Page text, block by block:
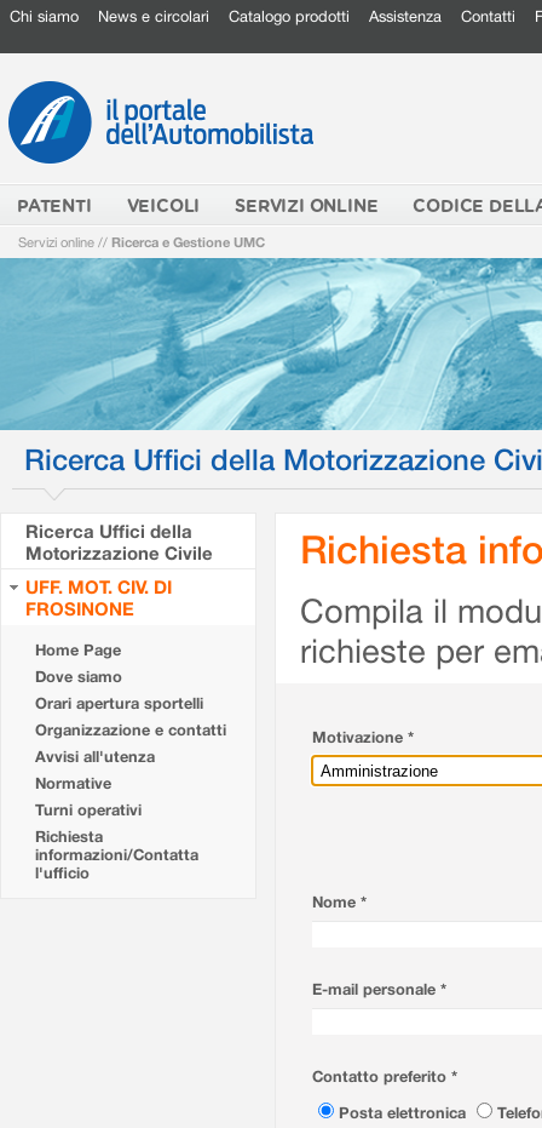
Chi siamo News e circolari Catalogo prodotti Assistenza Contatti
PATENTI VEICOLI SERVIZI ONLINE CODICE
Servizi online // Ricerca e Gestione UMC
Ricerca Uffici della Motorizzazione
Ricerca Uffici della
Motorizzazione Civile
UFF. MOT. CIV. DI
FROSINONE
Home Page
Dove siamo
Orari apertura sportelli
Organizzazione e contatti
Avvisi all'utenza
Normative
Turni operativi
Richiesta
informazioni/Contatta
l'ufficio
Richiesta
Compila il
richieste per
Motivazione *
Nome *
E-mail personale *
Contatto preferito *
Posta elettronica